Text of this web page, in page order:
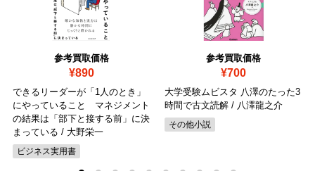
参考買取価格
¥890
できるリーダーが「1人のとき」
にやっていること マネジメント
の結果は「部下と接する前」に決
まっている / 大野栄一
ビジネス実用書
参考買取価格
¥700
大学受験ムビスタ 八澤のたった3
時間で古文読解 / 八澤龍之介
その他小説